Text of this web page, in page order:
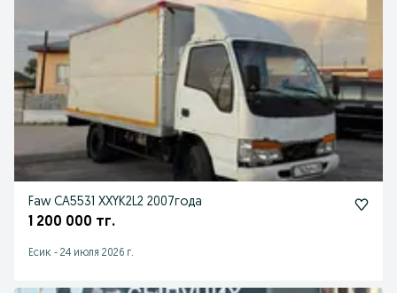
Faw CA5531 XXYK2L2 2007года
1 200 000 тг.
Есик - 24 июля 2026 г.